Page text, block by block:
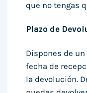
que no tengas
Plazo de
Dispones de
fecha de
la devolución.